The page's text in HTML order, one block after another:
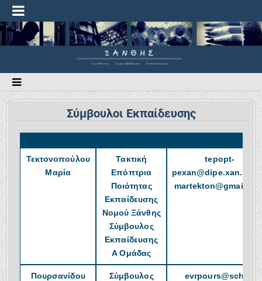
Σύμβουλοι Εκπαίδευσης
Τεκτονοπούλου
Μαρία
Τακτική
Επόπτρια
Ποιότητας
Εκπαίδευσης
Νομού Ξάνθης
Σύμβουλος
Εκπαίδευσης
A Ομάδας
tepopt-
Πουρσανίδου
Σύμβουλος
evrpours@sch.gr